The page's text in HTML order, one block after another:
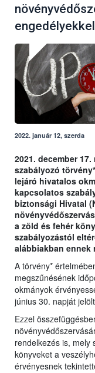
2022. január 12, szerda
2021. december
szabályozó
lejáró hivatalos
kapcsolatos
biztonsági Hivatal
a zöld és fehér
szabályozástól
alábbiakban ennek
A törvény*
megszűnésének
okmányok
június 30. napját
Ezzel
rendelkezés is, mely
könyveket a
érvényesnek